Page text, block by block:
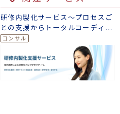
研修内製化サービス～プロセスご
との支援からトータルコーディネ
ートまで